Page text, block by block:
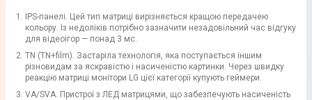
IPS-панелі. Цей тип матриці вирізняється кращою передачею
кольору. Із недоліків потрібно зазначити незадовільний час відгуку
для відеоігор — понад 3 мс.
TN (TN+film). Застаріла технологія, яка поступається іншим
різновидам за яскравістю і насиченістю картинки. Через швидку
реакцію матриці монітори LG цієї категорії купують геймери.
VA/SVA. Пристрої з ЛЕД матрицями, що забезпечують насиченість